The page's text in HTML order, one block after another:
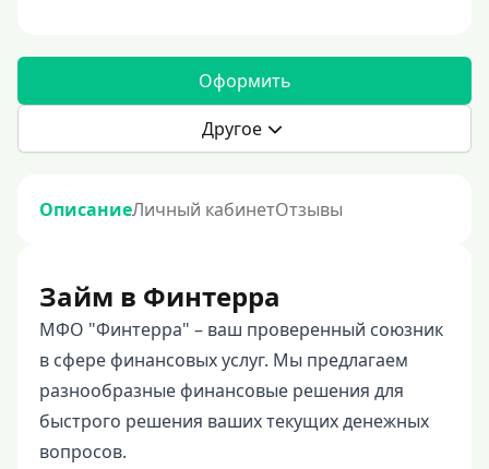
Оформить
Другое
ОписаниеЛичный кабинетОтзывы
Займ в Финтерра
МФО "Финтерра" – ваш проверенный союзник
в сфере финансовых услуг. Мы предлагаем
разнообразные финансовые решения для
быстрого решения ваших текущих денежных
вопросов.